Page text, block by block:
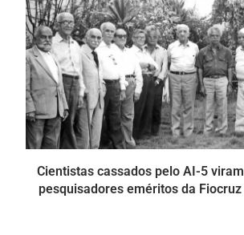
Cientistas cassados pelo AI-5 viram
pesquisadores eméritos da Fiocruz